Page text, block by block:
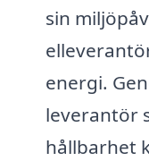
sin
energi.
leverantör
hållbarhet